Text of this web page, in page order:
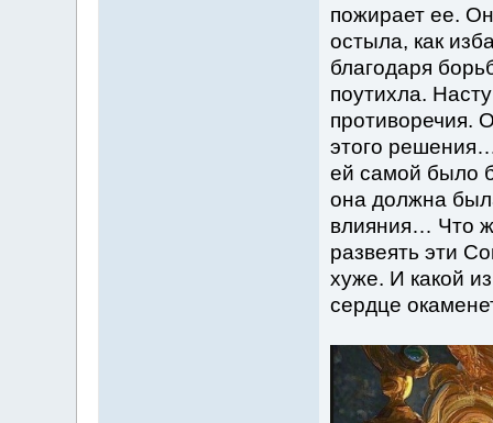
пожирает ее.
остыла, как
благодаря
поутихла.
противоречия.
этого
ей самой было
она должна
влияния… Что
развеять эти
хуже. И какой
сердце